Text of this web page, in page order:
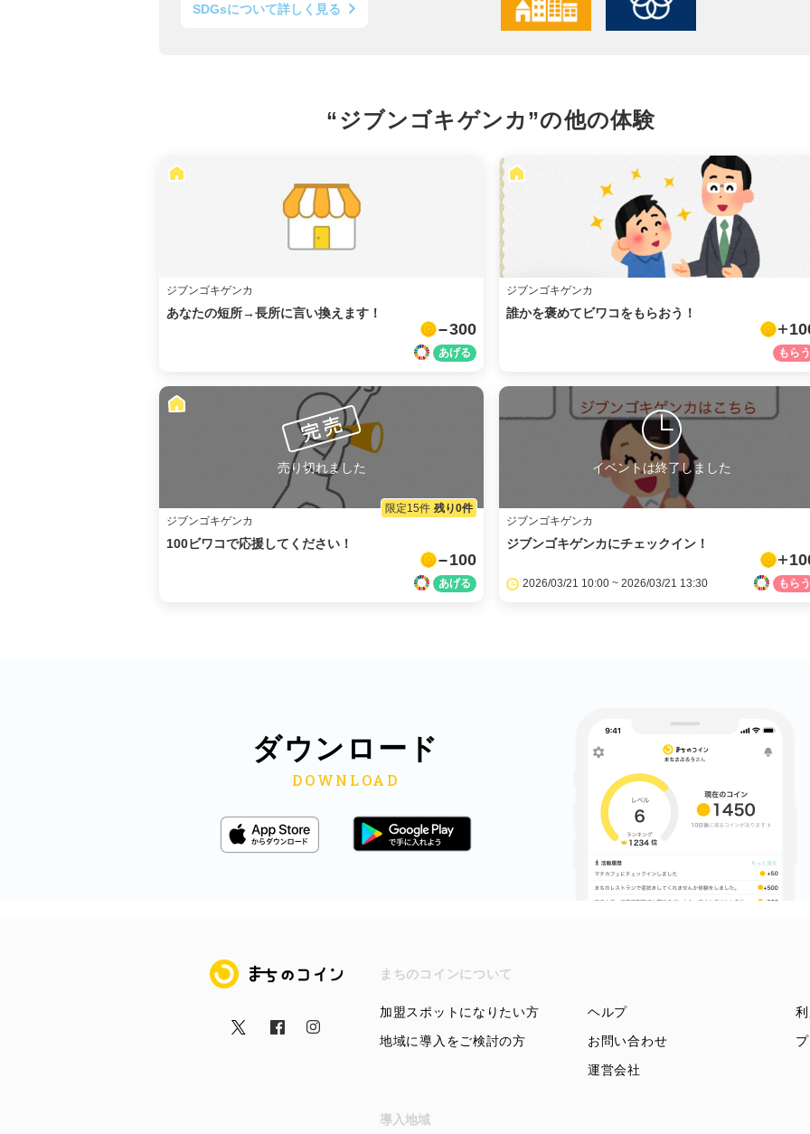
SDGsについて詳しく見る
“ジブンゴキゲンカ”の他の体験
ジブンゴキゲンカ
あなたの短所→長所に言い換えます！
300
ジブンゴキゲンカ
誰かを褒めてビワコをもらおう！
売り切れました
ジブンゴキゲンカ
100ビワコで応援してください！
100
限定15件 残り0件
イベントは終了しました
ジブンゴキゲンカ
ジブンゴキゲンカにチェックイン！
2026/03/21 10:00 ~ 2026/03/21 13:30
ダウンロード
まちのコイン まちのコインについて
加盟スポットになりたい方
地域に導入をご検討の方
ヘルプ
お問い合わせ
運営会社
導入地域